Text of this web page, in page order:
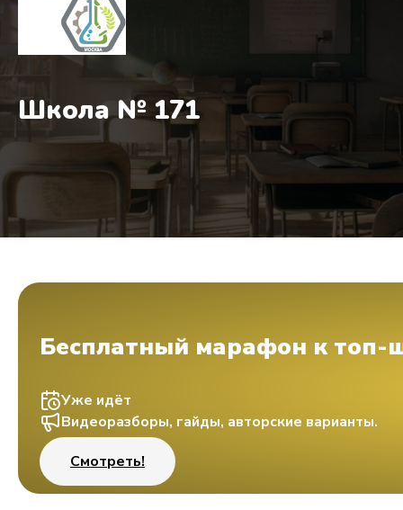
Школа № 171
Бесплатный марафон к топ-
Уже идёт
Видеоразборы, гайды, авторские варианты.
Смотреть!